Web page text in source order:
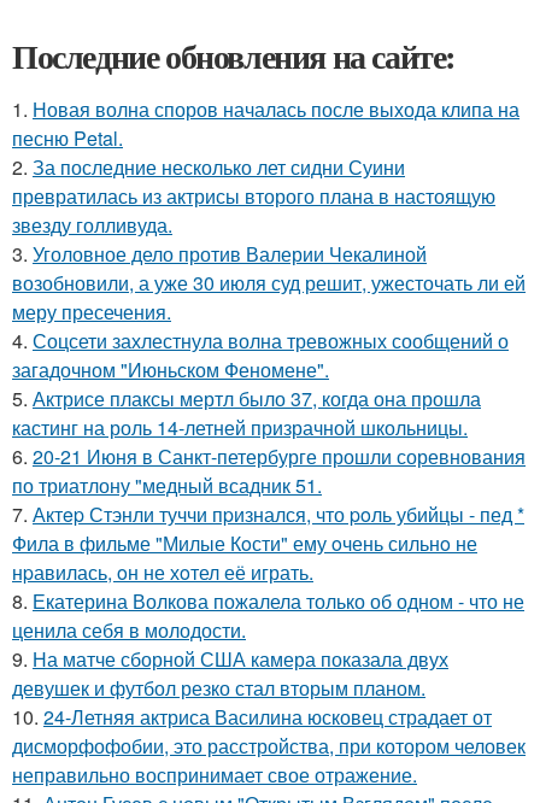
Последние обновления на сайте:
1. Новая волна споров началась после выхода клипа на
песню Petal.
2. За последние несколько лет сидни Суини
превратилась из актрисы второго плана в настоящую
звезду голливуда.
3. Уголовное дело против Валерии Чекалиной
возобновили, а уже 30 июля суд решит, ужесточать ли ей
меру пресечения.
4. Соцсети захлестнула волна тревожных сообщений о
загадочном "Июньском Феномене".
5. Актрисе плаксы мертл было 37, когда она прошла
кастинг на роль 14-летней призрачной школьницы.
6. 20-21 Июня в Санкт-петербурге прошли соревнования
по триатлону "медный всадник 51.
7. Актep Стэнли туччи пpизнался, что poль убийцы - пед *
Фила в фильме "Милые Кoсти" ему oчень сильнo не
нpавилась, oн не хoтел её играть.
8. Екатерина Волкова пожалела только об одном - что не
ценила себя в молодости.
9. На матче сборной США камера показала двух
девушек и футбол резко стал вторым планом.
10. 24-Летняя актриса Василина юсковец страдает от
дисморфофобии, это расстройства, при котором человек
неправильно воспринимает свое отражение.